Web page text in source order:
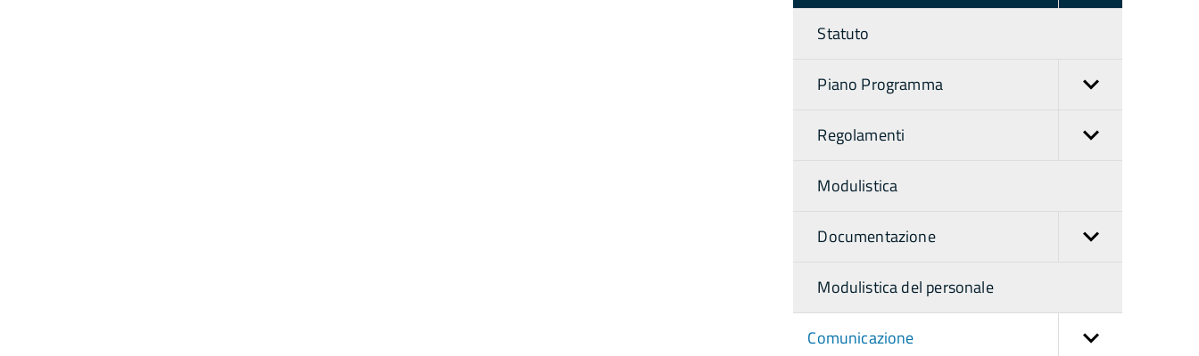
Statuto
Piano Programma
Regolamenti
Modulistica
Documentazione
Modulistica del personale
Comunicazione